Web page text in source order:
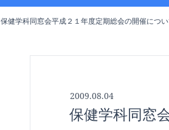
保健学科同窓会平成２１年度定期総会の開催につ
2009.08.04
保健学科同窓